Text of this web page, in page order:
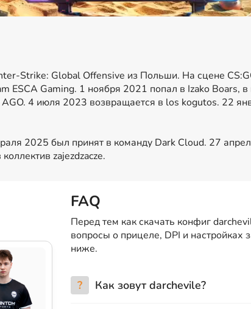
Strike: Global Offensive из Польши. На сцене
ESCA Gaming. 1 ноября 2021 попал в Izako Boars,
4 июля 2023 возвращается в los kogutos. 22
2025 был принят в команду Dark Cloud. 27
zajezdzacze.
FAQ
Перед тем как скачать конфиг
вопросы о прицеле, DPI и настройках
ниже.
? Как зовут darchevile?